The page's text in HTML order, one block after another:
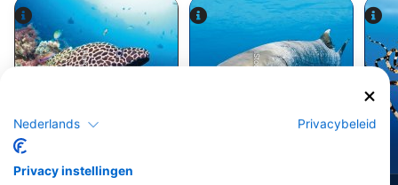
Alamy-WaterFrame iStock-Global_Pics
Nederlands Privacybeleid
Privacy instellingen